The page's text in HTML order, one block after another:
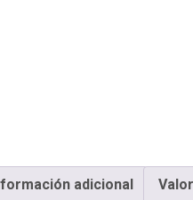
adicional